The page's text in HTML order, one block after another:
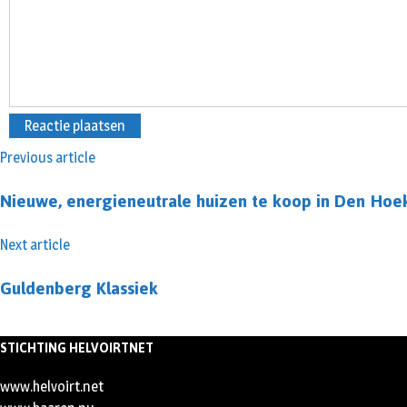
Previous article
Nieuwe, energieneutrale huizen te koop in Den
Next article
Guldenberg Klassiek
STICHTING HELVOIRTNET
www.helvoirt.net